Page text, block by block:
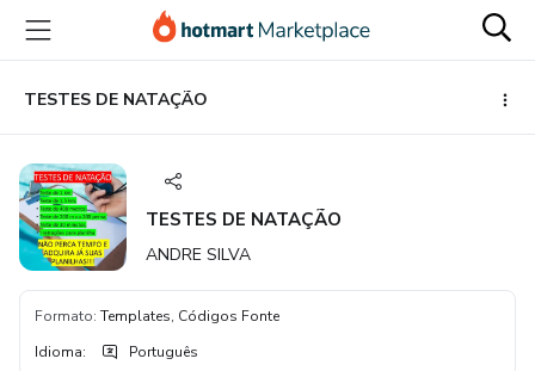
para
conteúdo
principal
para
pagamento
para
rodapé
TESTES DE NATAÇÃO
TESTES DE NATAÇÃO
ANDRE SILVA
Formato: Templates, Códigos Fonte
Idioma: Português